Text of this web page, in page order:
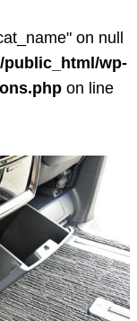
on null
wp-
on line